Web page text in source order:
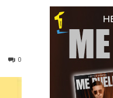
0